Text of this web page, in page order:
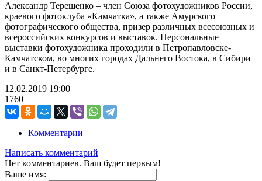
Александр Терещенко – член Союза фотохудожников России,
краевого фотоклуба «Камчатка», а также Амурского
фотографического общества, призер различных всесоюзных и
всероссийских конкурсов и выставок. Персональные
выставки фотохудожника проходили в Петропавловске-
Камчатском, во многих городах Дальнего Востока, в Сибири
и в Санкт-Петербурге.
12.02.2019 19:00
1760
Комментарии
Написать комментарий
Нет комментариев. Ваш будет первым!
Ваше имя: